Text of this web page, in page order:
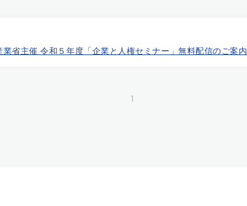
【静岡県内企業・団体の皆様へ】経済産業省主催 令和５年度「企業と人権セミナー」無料配信のご案内
1